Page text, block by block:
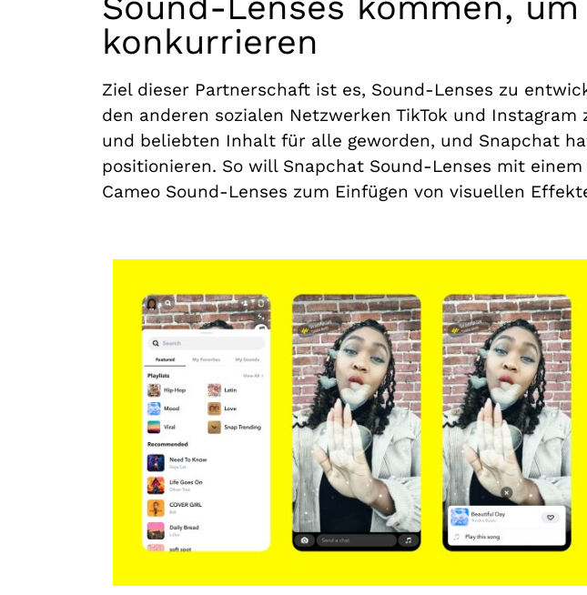
konkurrieren
Ziel dieser Partnerschaft ist es, Sound-Lenses zu
den anderen sozialen Netzwerken TikTok und
und beliebten Inhalt für alle geworden, und Snapchat
positionieren. So will Snapchat Sound-Lenses mit
Cameo Sound-Lenses zum Einfügen von visuellen